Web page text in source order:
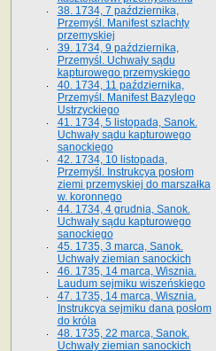
38. 1734, 7 października,
Przemyśl. Manifest szlachty
przemyskiej
39. 1734, 9 października,
Przemyśl. Uchwały sądu
kapturowego przemyskiego
40. 1734, 11 października,
Przemyśl. Manifest Bazylego
Ustrzyckiego
41. 1734, 5 listopada, Sanok.
Uchwały sądu kapturowego
sanockiego
42. 1734, 10 listopada,
Przemyśl. Instrukcya posłom
ziemi przemyskiej do marszałka
w. koronnego
44. 1734, 4 grudnia, Sanok.
Uchwały sądu kapturowego
sanockiego
45. 1735, 3 marca, Sanok.
Uchwały ziemian sanockich
46. 1735, 14 marca, Wisznia.
Laudum sejmiku wiszeńskiego
47. 1735, 14 marca, Wisznia.
Instrukcya sejmiku dana posłom
do króla
48. 1735, 22 marca, Sanok.
Uchwały ziemian sanockich